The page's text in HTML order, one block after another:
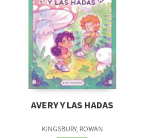
AVERY Y LAS HADAS
KINGSBURY, ROWAN